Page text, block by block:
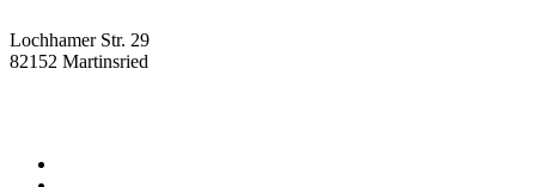
Lochhamer Str. 29
82152 Martinsried